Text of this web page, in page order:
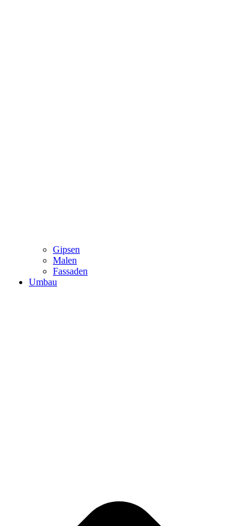
Gipsen
Malen
Fassaden
Umbau